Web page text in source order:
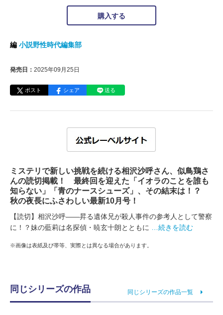
購入する
編 小説野性時代編集部
発売日： 2025年09月25日
ポスト シェア 送る
ミステリで新しい挑戦を続ける相沢沙呼さん、似鳥鶏さ
んの読切掲載！ 最終回を迎えた「イオラのことを誰も
知らない」「青のナースシューズ」、その結末は！？
秋の夜長にふさわしい最新10月号！
【読切】相沢沙呼――昇る遺体兄が殺人事件の参考人として警察
に！？妹の藍莉は名探偵・暁玄十朗とともに
…続きを読む
※画像は表紙及び帯等、実際とは異なる場合があります。
同じシリーズの作品 同じシリーズの作品一覧